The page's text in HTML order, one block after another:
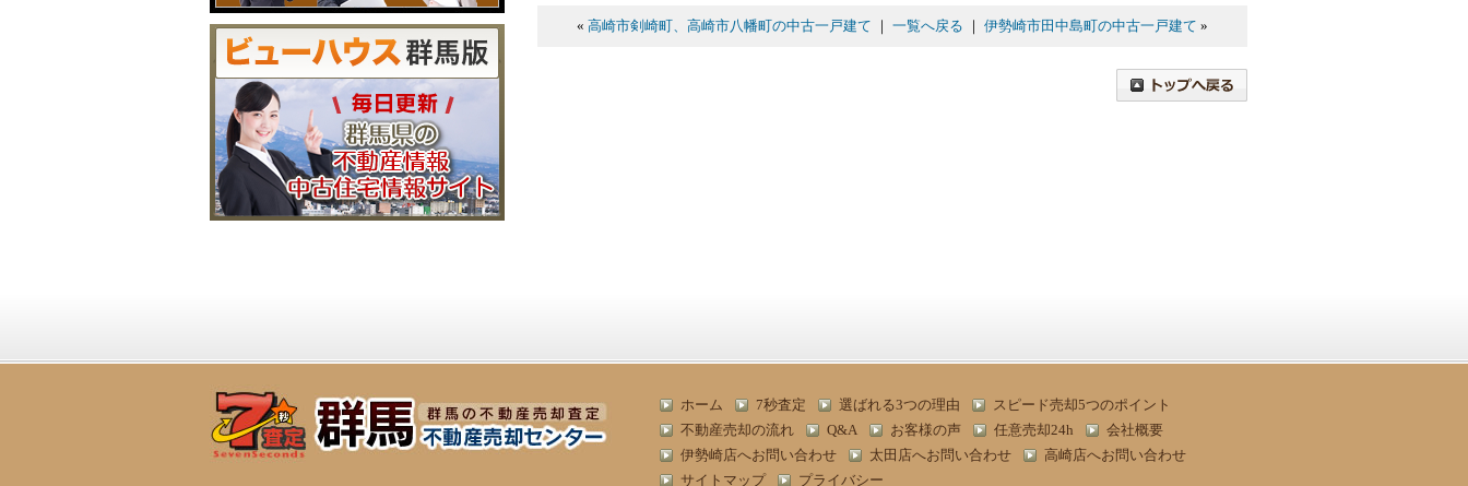
« 高崎市剣崎町、高崎市八幡町の中古一戸建て ｜ 一覧へ戻る ｜ 伊勢崎市田中島町の中古一戸建て »
ホーム 7秒査定 選ばれる3つの理由
スピード売却5つのポイント
不動産売却の流れ
Q&A お客様の声 任意売却24h
会社概要
伊勢崎店へお問い合わせ
太田店へお問い合わせ
高崎店へお問い合わせ
サイトマップ
プライバシー